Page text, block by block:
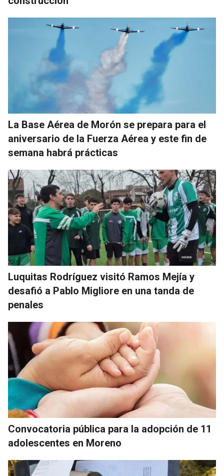
La Base Aérea de Morón se prepara para el
aniversario de la Fuerza Aérea y este fin de
semana habrá prácticas
Luquitas Rodríguez visitó Ramos Mejía y
desafió a Pablo Migliore en una tanda de
penales
Convocatoria pública para la adopción de 11
adolescentes en Moreno